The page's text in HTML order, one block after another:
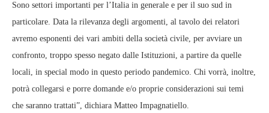
Sono settori importanti per l’Italia in generale e per il suo sud in
particolare. Data la rilevanza degli argomenti, al tavolo dei relatori
avremo esponenti dei vari ambiti della società civile, per avviare un
confronto, troppo spesso negato dalle Istituzioni, a partire da quelle
locali, in special modo in questo periodo pandemico. Chi vorrà, inoltre,
potrà collegarsi e porre domande e/o proprie considerazioni sui temi
che saranno trattati”, dichiara Matteo Impagnatiello.